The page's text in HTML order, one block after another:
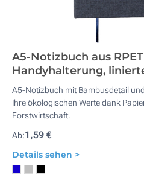
A5-Notizbuch aus
Handyhalterung,
A5-Notizbuch mit Bambusdetail
Ihre ökologischen Werte dank
Forstwirtschaft.
Ab:1,59 €
Details sehen >